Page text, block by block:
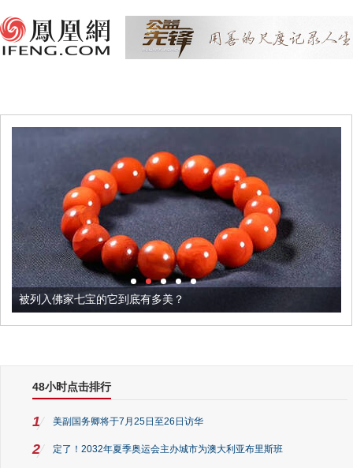
被列入佛家七宝的它到底有多美？
48小时点击排行
1 美副国务卿将于7月25日至26日访华
2 定了！2032年夏季奥运会主办城市为澳大利亚布里斯班